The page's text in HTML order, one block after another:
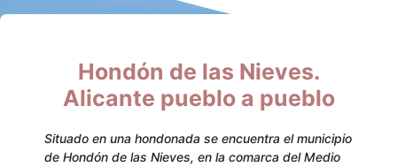
Hondón de las Nieves.
Alicante pueblo a pueblo
Situado en una hondonada se encuentra el municipio
de Hondón de las Nieves, en la comarca del Medio